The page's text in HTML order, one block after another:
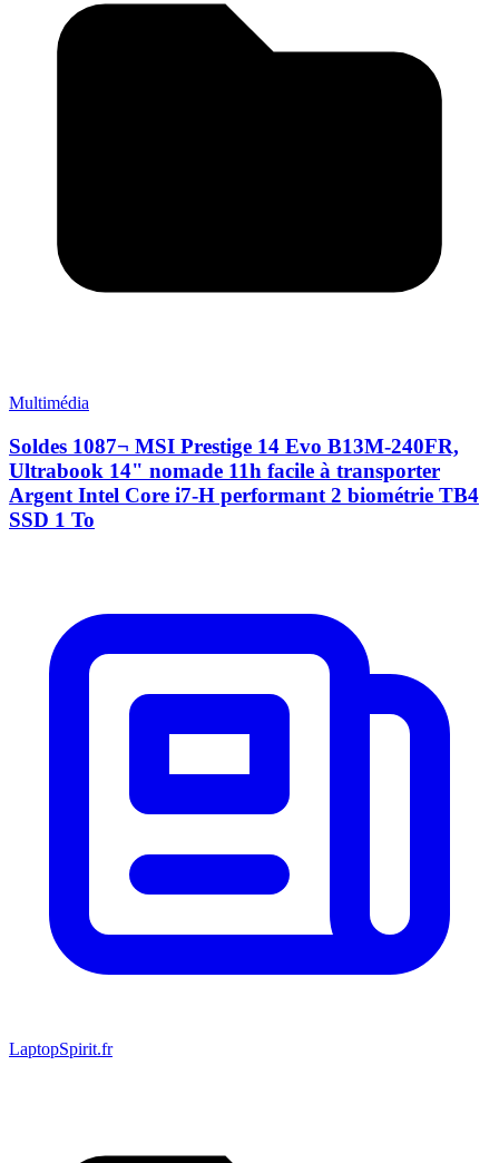
Multimédia
Soldes 1087¬ MSI Prestige 14 Evo B13M-240FR,
Ultrabook 14" nomade 11h facile à transporter
Argent Intel Core i7-H performant 2 biométrie TB4
SSD 1 To
LaptopSpirit.fr